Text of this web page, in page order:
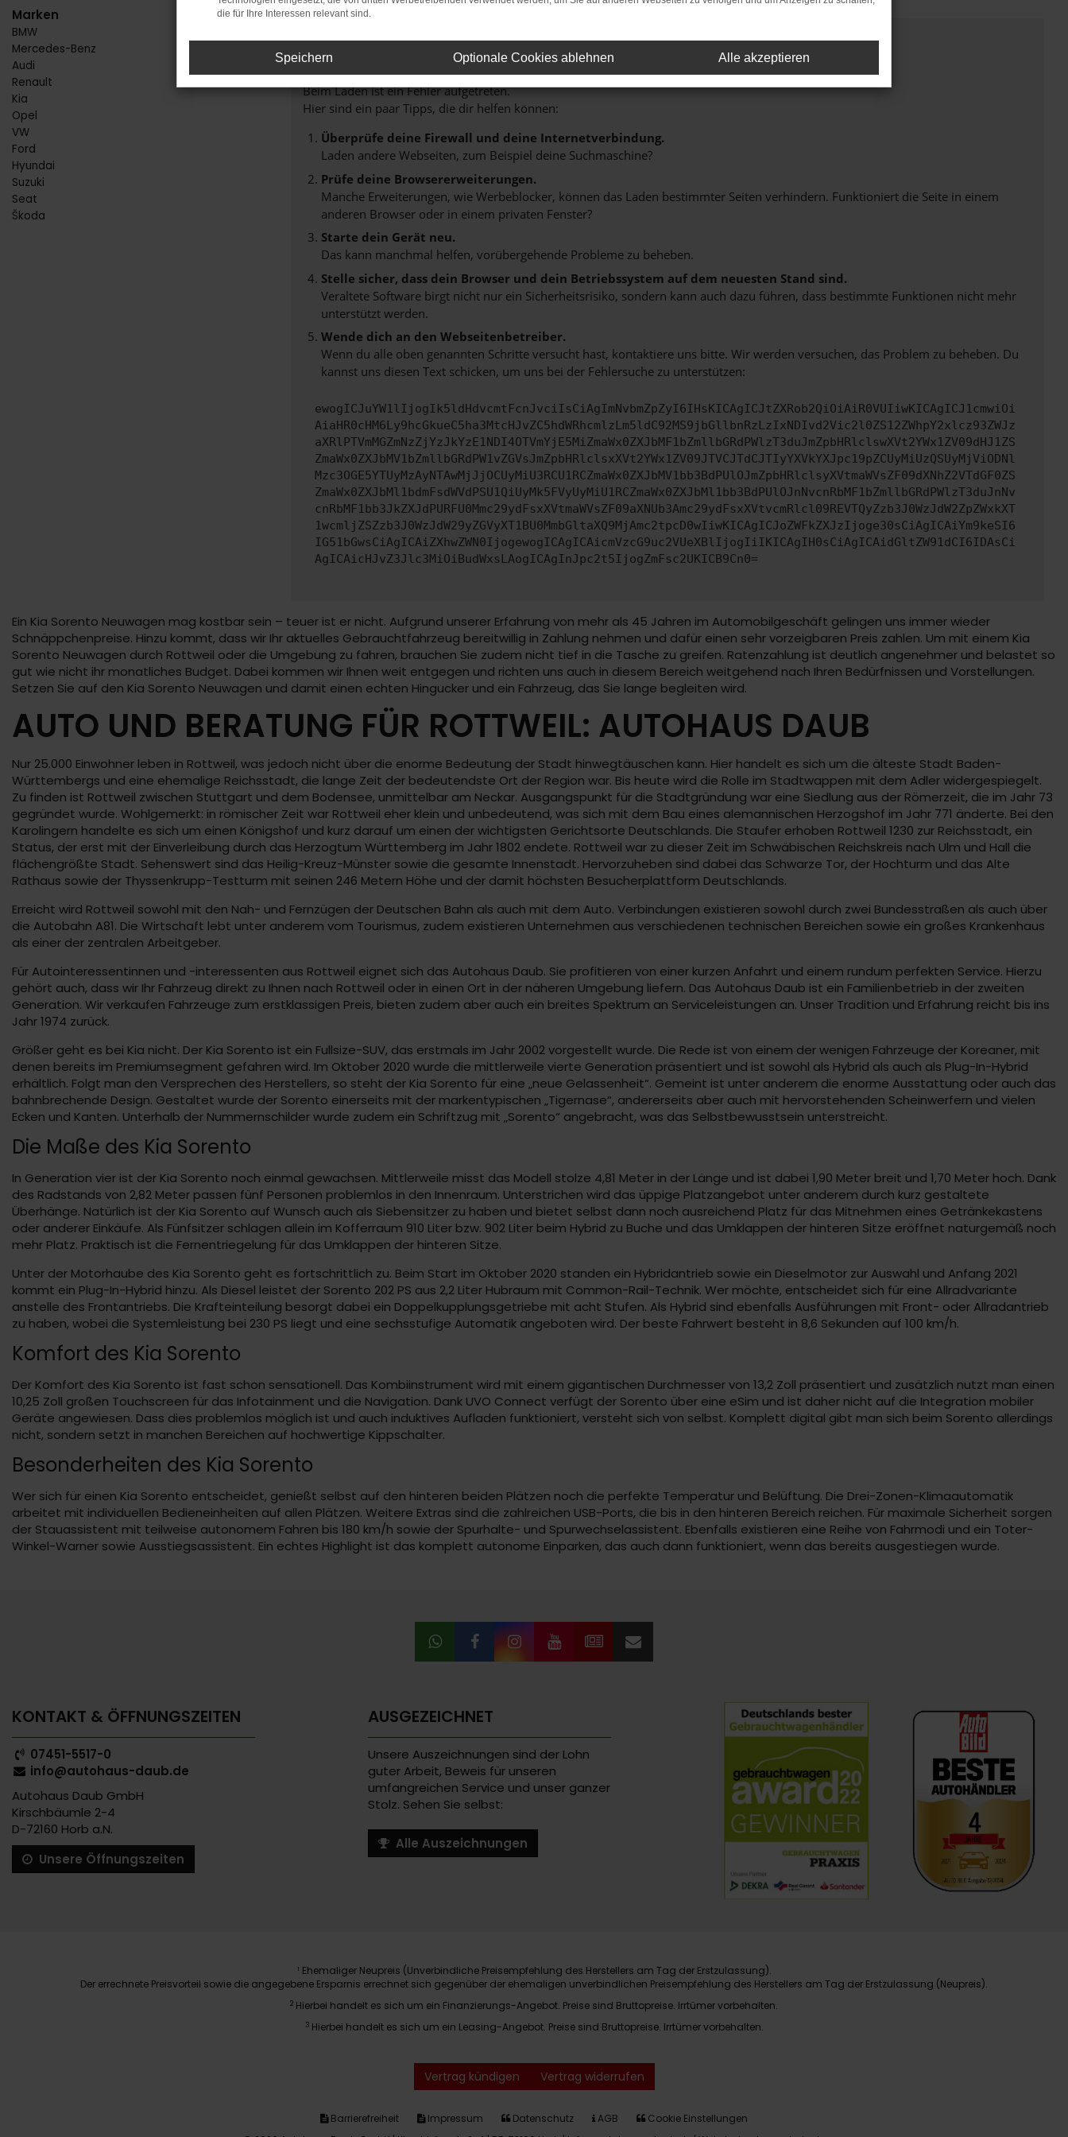
Marken
BMW
Mercedes-Benz
Audi
Renault
Kia
Opel
VW
Ford
Hyundai
Suzuki
Seat
Škoda
FEHLER: NETWORK ERROR
Beim Laden ist ein Fehler aufgetreten.
Hier sind ein paar Tipps, die dir helfen können:
Überprüfe deine Firewall und deine Internetverbindung.
Laden andere Webseiten, zum Beispiel deine Suchmaschine?
Prüfe deine Browsererweiterungen.
Manche Erweiterungen, wie Werbeblocker, können das Laden bestimmter Seiten verhindern. Funktioniert die Seite in einem
anderen Browser oder in einem privaten Fenster?
Starte dein Gerät neu.
Das kann manchmal helfen, vorübergehende Probleme zu beheben.
Stelle sicher, dass dein Browser und dein Betriebssystem auf dem neuesten Stand sind.
Veraltete Software birgt nicht nur ein Sicherheitsrisiko, sondern kann auch dazu führen, dass bestimmte Funktionen nicht mehr
unterstützt werden.
Wende dich an den Webseitenbetreiber.
Wenn du alle oben genannten Schritte versucht hast, kontaktiere uns bitte. Wir werden versuchen, das Problem zu beheben. Du
kannst uns diesen Text schicken, um uns bei der Fehlersuche zu unterstützen:
ewogICJuYW1lIjogIk5ldHdvcmtFcnJvciIsCiAgImNvbmZpZyI6IHsKICAgICJtZXRob2QiOiAiR0VUIiwKICAgICJ1cmwiOi
AiaHR0cHM6Ly9hcGkueC5ha3MtcHJvZC5hdWRhcmlzLm5ldC92MS9jbGllbnRzLzIxNDIvd2Vic2l0ZS12ZWhpY2xlcz93ZWJz
aXRlPTVmMGZmNzZjYzJkYzE1NDI4OTVmYjE5MiZmaWx0ZXJbMF1bZmllbGRdPWlzT3duJmZpbHRlclswXVt2YWx1ZV09dHJ1ZS
ZmaWx0ZXJbMV1bZmllbGRdPW1vZGVsJmZpbHRlclsxXVt2YWx1ZV09JTVCJTdCJTIyYXVkYXJpc19pZCUyMiUzQSUyMjViODNl
Mzc3OGE5YTUyMzAyNTAwMjJjOCUyMiU3RCU1RCZmaWx0ZXJbMV1bb3BdPUlOJmZpbHRlclsyXVtmaWVsZF09dXNhZ2VTdGF0ZS
ZmaWx0ZXJbMl1bdmFsdWVdPSU1QiUyMk5FVyUyMiU1RCZmaWx0ZXJbMl1bb3BdPUlOJnNvcnRbMF1bZmllbGRdPWlzT3duJnNv
cnRbMF1bb3JkZXJdPURFU0Mmc29ydFsxXVtmaWVsZF09aXNUb3Amc29ydFsxXVtvcmRlcl09REVTQyZzb3J0WzJdW2ZpZWxkXT
1wcmljZSZzb3J0WzJdW29yZGVyXT1BU0MmbGltaXQ9MjAmc2tpcD0wIiwKICAgICJoZWFkZXJzIjoge30sCiAgICAiYm9keSI6
IG51bGwsCiAgICAiZXhwZWN0IjogewogICAgICAicmVzcG9uc2VUeXBlIjogIiIKICAgIH0sCiAgICAidGltZW91dCI6IDAsCi
AgICAicHJvZ3Jlc3MiOiBudWxsLAogICAgInJpc2t5IjogZmFsc2UKICB9Cn0=
Ein Kia Sorento Neuwagen mag kostbar sein – teuer ist er nicht. Aufgrund unserer Erfahrung von mehr als 45 Jahren im Automobilgeschäft gelingen uns immer wieder
Schnäppchenpreise. Hinzu kommt, dass wir Ihr aktuelles Gebrauchtfahrzeug bereitwillig in Zahlung nehmen und dafür einen sehr vorzeigbaren Preis zahlen. Um mit einem Kia
Sorento Neuwagen durch Rottweil oder die Umgebung zu fahren, brauchen Sie zudem nicht tief in die Tasche zu greifen. Ratenzahlung ist deutlich angenehmer und belastet so
gut wie nicht ihr monatliches Budget. Dabei kommen wir Ihnen weit entgegen und richten uns auch in diesem Bereich weitgehend nach Ihren Bedürfnissen und Vorstellungen.
Setzen Sie auf den Kia Sorento Neuwagen und damit einen echten Hingucker und ein Fahrzeug, das Sie lange begleiten wird.
AUTO UND BERATUNG FÜR ROTTWEIL: AUTOHAUS DAUB
Nur 25.000 Einwohner leben in Rottweil, was jedoch nicht über die enorme Bedeutung der Stadt hinwegtäuschen kann. Hier handelt es sich um die älteste Stadt Baden-
Württembergs und eine ehemalige Reichsstadt, die lange Zeit der bedeutendste Ort der Region war. Bis heute wird die Rolle im Stadtwappen mit dem Adler widergespiegelt.
Zu finden ist Rottweil zwischen Stuttgart und dem Bodensee, unmittelbar am Neckar. Ausgangspunkt für die Stadtgründung war eine Siedlung aus der Römerzeit, die im Jahr 73
gegründet wurde. Wohlgemerkt: in römischer Zeit war Rottweil eher klein und unbedeutend, was sich mit dem Bau eines alemannischen Herzogshof im Jahr 771 änderte. Bei den
Karolingern handelte es sich um einen Königshof und kurz darauf um einen der wichtigsten Gerichtsorte Deutschlands. Die Staufer erhoben Rottweil 1230 zur Reichsstadt, ein
Status, der erst mit der Einverleibung durch das Herzogtum Württemberg im Jahr 1802 endete. Rottweil war zu dieser Zeit im Schwäbischen Reichskreis nach Ulm und Hall die
flächengrößte Stadt. Sehenswert sind das Heilig-Kreuz-Münster sowie die gesamte Innenstadt. Hervorzuheben sind dabei das Schwarze Tor, der Hochturm und das Alte
Rathaus sowie der Thyssenkrupp-Testturm mit seinen 246 Metern Höhe und der damit höchsten Besucherplattform Deutschlands.
Erreicht wird Rottweil sowohl mit den Nah- und Fernzügen der Deutschen Bahn als auch mit dem Auto. Verbindungen existieren sowohl durch zwei Bundesstraßen als auch über
die Autobahn A81. Die Wirtschaft lebt unter anderem vom Tourismus, zudem existieren Unternehmen aus verschiedenen technischen Bereichen sowie ein großes Krankenhaus
als einer der zentralen Arbeitgeber.
Für Autointeressentinnen und -interessenten aus Rottweil eignet sich das Autohaus Daub. Sie profitieren von einer kurzen Anfahrt und einem rundum perfekten Service. Hierzu
gehört auch, dass wir Ihr Fahrzeug direkt zu Ihnen nach Rottweil oder in einen Ort in der näheren Umgebung liefern. Das Autohaus Daub ist ein Familienbetrieb in der zweiten
Generation. Wir verkaufen Fahrzeuge zum erstklassigen Preis, bieten zudem aber auch ein breites Spektrum an Serviceleistungen an. Unser Tradition und Erfahrung reicht bis ins
Jahr 1974 zurück.
Größer geht es bei Kia nicht. Der Kia Sorento ist ein Fullsize-SUV, das erstmals im Jahr 2002 vorgestellt wurde. Die Rede ist von einem der wenigen Fahrzeuge der Koreaner, mit
denen bereits im Premiumsegment gefahren wird. Im Oktober 2020 wurde die mittlerweile vierte Generation präsentiert und ist sowohl als Hybrid als auch als Plug-In-Hybrid
erhältlich. Folgt man den Versprechen des Herstellers, so steht der Kia Sorento für eine „neue Gelassenheit“. Gemeint ist unter anderem die enorme Ausstattung oder auch das
bahnbrechende Design. Gestaltet wurde der Sorento einerseits mit der markentypischen „Tigernase“, andererseits aber auch mit hervorstehenden Scheinwerfern und vielen
Ecken und Kanten. Unterhalb der Nummernschilder wurde zudem ein Schriftzug mit „Sorento“ angebracht, was das Selbstbewusstsein unterstreicht.
Die Maße des Kia Sorento
In Generation vier ist der Kia Sorento noch einmal gewachsen. Mittlerweile misst das Modell stolze 4,81 Meter in der Länge und ist dabei 1,90 Meter breit und 1,70 Meter hoch. Dank
des Radstands von 2,82 Meter passen fünf Personen problemlos in den Innenraum. Unterstrichen wird das üppige Platzangebot unter anderem durch kurz gestaltete
Überhänge. Natürlich ist der Kia Sorento auf Wunsch auch als Siebensitzer zu haben und bietet selbst dann noch ausreichend Platz für das Mitnehmen eines Getränkekastens
oder anderer Einkäufe. Als Fünfsitzer schlagen allein im Kofferraum 910 Liter bzw. 902 Liter beim Hybrid zu Buche und das Umklappen der hinteren Sitze eröffnet naturgemäß noch
mehr Platz. Praktisch ist die Fernentriegelung für das Umklappen der hinteren Sitze.
Unter der Motorhaube des Kia Sorento geht es fortschrittlich zu. Beim Start im Oktober 2020 standen ein Hybridantrieb sowie ein Dieselmotor zur Auswahl und Anfang 2021
kommt ein Plug-In-Hybrid hinzu. Als Diesel leistet der Sorento 202 PS aus 2,2 Liter Hubraum mit Common-Rail-Technik. Wer möchte, entscheidet sich für eine Allradvariante
anstelle des Frontantriebs. Die Krafteinteilung besorgt dabei ein Doppelkupplungsgetriebe mit acht Stufen. Als Hybrid sind ebenfalls Ausführungen mit Front- oder Allradantrieb
zu haben, wobei die Systemleistung bei 230 PS liegt und eine sechsstufige Automatik angeboten wird. Der beste Fahrwert besteht in 8,6 Sekunden auf 100 km/h.
Komfort des Kia Sorento
Der Komfort des Kia Sorento ist fast schon sensationell. Das Kombiinstrument wird mit einem gigantischen Durchmesser von 13,2 Zoll präsentiert und zusätzlich nutzt man einen
10,25 Zoll großen Touchscreen für das Infotainment und die Navigation. Dank UVO Connect verfügt der Sorento über eine eSim und ist daher nicht auf die Integration mobiler
Geräte angewiesen. Dass dies problemlos möglich ist und auch induktives Aufladen funktioniert, versteht sich von selbst. Komplett digital gibt man sich beim Sorento allerdings
nicht, sondern setzt in manchen Bereichen auf hochwertige Kippschalter.
Besonderheiten des Kia Sorento
Wer sich für einen Kia Sorento entscheidet, genießt selbst auf den hinteren beiden Plätzen noch die perfekte Temperatur und Belüftung. Die Drei-Zonen-Klimaautomatik
arbeitet mit individuellen Bedieneinheiten auf allen Plätzen. Weitere Extras sind die zahlreichen USB-Ports, die bis in den hinteren Bereich reichen. Für maximale Sicherheit sorgen
der Stauassistent mit teilweise autonomem Fahren bis 180 km/h sowie der Spurhalte- und Spurwechselassistent. Ebenfalls existieren eine Reihe von Fahrmodi und ein Toter-
Winkel-Warner sowie Ausstiegsassistent. Ein echtes Highlight ist das komplett autonome Einparken, das auch dann funktioniert, wenn das bereits ausgestiegen wurde.
KONTAKT & ÖFFNUNGSZEITEN
07451-5517-0
info@autohaus-daub.de
Autohaus Daub GmbH
Kirschbäumle 2-4
D-72160 Horb a.N.
Unsere Öffnungszeiten
AUSGEZEICHNET
Unsere Auszeichnungen sind der Lohn
guter Arbeit, Beweis für unseren
umfangreichen Service und unser ganzer
Stolz. Sehen Sie selbst:
Alle Auszeichnungen
1 Ehemaliger Neupreis (Unverbindliche Preisempfehlung des Herstellers am Tag der Erstzulassung).
Der errechnete Preisvorteil sowie die angegebene Ersparnis errechnet sich gegenüber der ehemaligen unverbindlichen Preisempfehlung des Herstellers am Tag der Erstzulassung (Neupreis).
2 Hierbei handelt es sich um ein Finanzierungs-Angebot. Preise sind Bruttopreise. Irrtümer vorbehalten.
3 Hierbei handelt es sich um ein Leasing-Angebot. Preise sind Bruttopreise. Irrtümer vorbehalten.
Vertrag kündigen Vertrag widerrufen
Barrierefreiheit Impressum Datenschutz AGB
Cookie Einstellungen
die für Ihre Interessen relevant sind.
Speichern Optionale Cookies ablehnen Alle akzeptieren